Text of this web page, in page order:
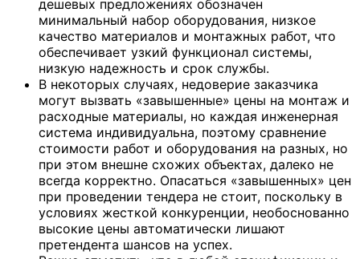
дешевых предложениях обозначен
минимальный набор оборудования, низкое
качество материалов и монтажных работ, что
обеспечивает узкий функционал системы,
низкую надежность и срок службы.
В некоторых случаях, недоверие заказчика
могут вызвать «завышенные» цены на монтаж и
расходные материалы, но каждая инженерная
система индивидуальна, поэтому сравнение
стоимости работ и оборудования на разных, но
при этом внешне схожих объектах, далеко не
всегда корректно. Опасаться «завышенных» цен
при проведении тендера не стоит, поскольку в
условиях жесткой конкуренции, необоснованно
высокие цены автоматически лишают
претендента шансов на успех.